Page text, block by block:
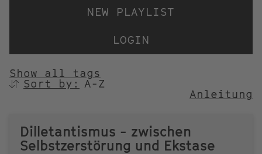
NEW PLAYLIST
LOGIN
Show all tags
SORTIEREN
Sort by:
Anleitung
Dilletantismus - zwischen
Selbstzerstörung und Ekstase